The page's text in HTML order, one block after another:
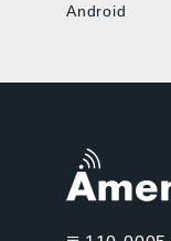
Android